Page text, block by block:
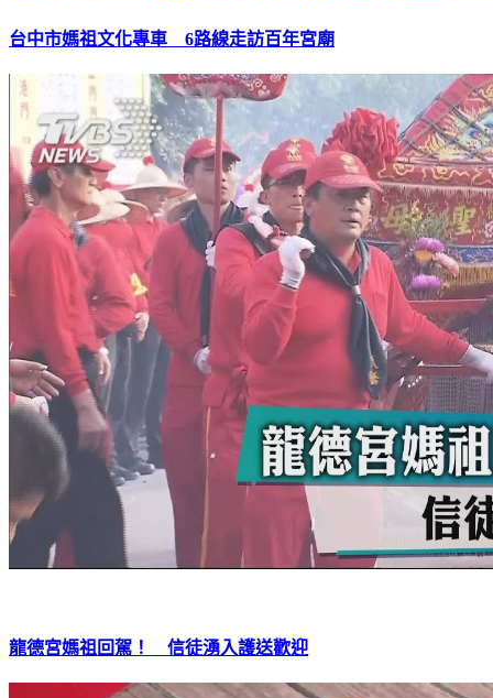
台中市媽祖文化專車 6路線走訪百年宮廟
龍德宮媽祖回駕！ 信徒湧入護送歡迎